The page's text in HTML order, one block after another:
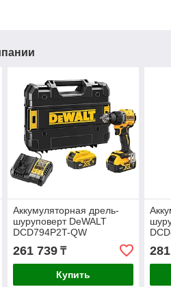
Аккумуляторная дрель-
шуруповерт DeWALT
DCD794P2T-QW
261 739₸
Купить